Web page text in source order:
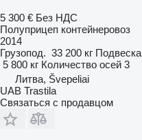
5 300 € Без НДС
Полуприцеп контейнеровоз
2014
Грузопод. 33 200 кг Подвеска
5 800 кг Количество осей 3
Литва, Švepeliai
UAB Trastila
Связаться с продавцом